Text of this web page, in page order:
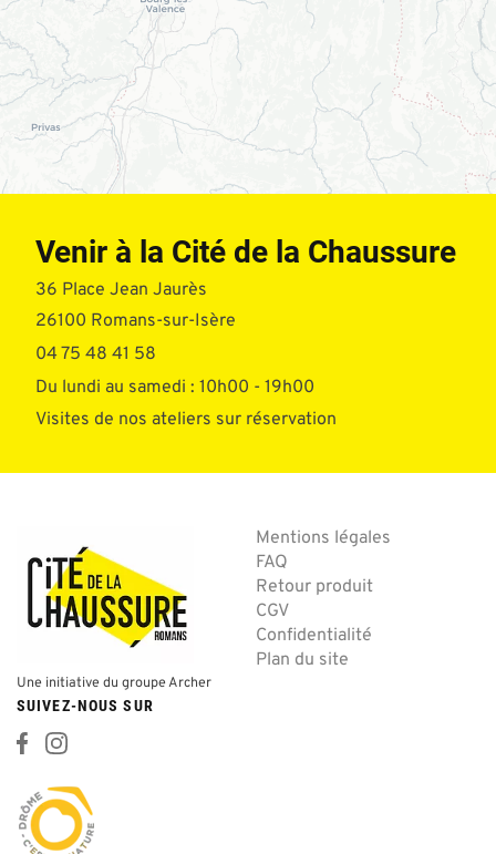
Venir à la Cité de la Chaussure
36 Place Jean Jaurès
26100 Romans-sur-Isère
04 75 48 41 58
Du lundi au samedi : 10h00 - 19h00
Visites de nos ateliers sur réservation
Une initiative du groupe Archer
Mentions légales
FAQ
Retour produit
CGV
Confidentialité
Plan du site
SUIVEZ-NOUS SUR